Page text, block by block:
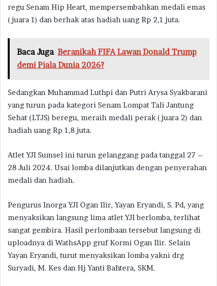
regu Senam Hip Heart, mempersembahkan medali emas
(juara 1) dan berhak atas hadiah uang Rp 2,1 juta.
Baca Juga Beranikah FIFA Lawan Donald Trump
demi Piala Dunia 2026?
Sedangkan Muhammad Luthpi dan Putri Arysa Syakbarani
yang turun pada kategori Senam Lompat Tali Jantung
Sehat (LTJS) beregu, meraih medali perak (juara 2) dan
hadiah uang Rp 1,8 juta.
Atlet YJI Sumsel ini turun gelanggang pada tanggal 27 –
28 Juli 2024. Usai lomba dilanjutkan dengan penyerahan
medali dan hadiah.
Pengurus Inorga YJI Ogan Ilir, Yayan Eryandi, S. Pd, yang
menyaksikan langsung lima atlet YJI berlomba, terlihat
sangat gembira. Hasil perlombaan tersebut langsung di
uploadnya di WathsApp gruf Kormi Ogan Ilir. Selain
Yayan Eryandi, turut menyaksikan lomba yakni drg
Suryadi, M. Kes dan Hj Yanti Bahtera, SKM.